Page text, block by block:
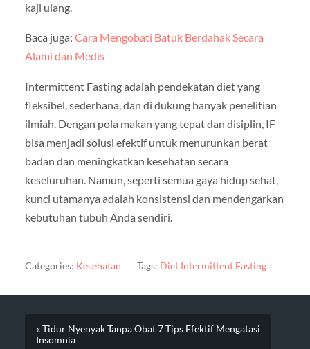
kaji ulang.
Baca juga: Cara Mengobati Batuk Berdahak Secara
Alami dan Medis
Intermittent Fasting adalah pendekatan diet yang
fleksibel, sederhana, dan di dukung banyak penelitian
ilmiah. Dengan pola makan yang tepat dan disiplin, IF
bisa menjadi solusi efektif untuk menurunkan berat
badan dan meningkatkan kesehatan secara
keseluruhan. Namun, seperti semua gaya hidup sehat,
kunci utamanya adalah konsistensi dan mendengarkan
kebutuhan tubuh Anda sendiri.
Categories: Kesehatan Tags: Diet Intermittent Fasting
« Tidur Nyenyak Tanpa Obat 7 Tips Efektif Mengatasi
Insomnia